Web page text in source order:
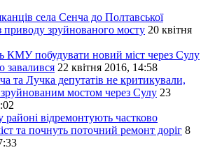
села Сенча до Полтавської
приводу зруйнованого мосту 20 квітня
КМУ побудувати новий міст через Сулу
завалився 22 квітня 2016, 14:58
та Лучка депутатів не критикували,
зруйнованим мостом через Сулу 23
відремонтують частково
та почнуть поточний ремонт доріг 8